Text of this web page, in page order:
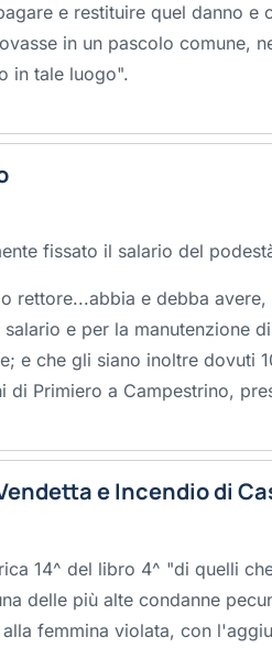
e restituire quel danno e
in un pascolo comune,
in tale luogo".
fissato il salario del
rettore...abbia e debba
e per la manutenzione
e che gli siano inoltre dovuti
Primiero a Campestrino,
e Incendio di
14^ del libro 4^ "di quelli
delle più alte condanne
femmina violata, con